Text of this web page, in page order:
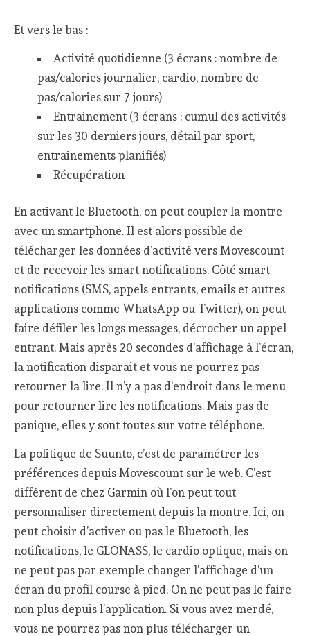
Et vers le bas :
Activité quotidienne (3 écrans : nombre de
pas/calories journalier, cardio, nombre de
pas/calories sur 7 jours)
Entrainement (3 écrans : cumul des activités
sur les 30 derniers jours, détail par sport,
entrainements planifiés)
Récupération
En activant le Bluetooth, on peut coupler la montre
avec un smartphone. Il est alors possible de
télécharger les données d’activité vers Movescount
et de recevoir les smart notifications. Côté smart
notifications (SMS, appels entrants, emails et autres
applications comme WhatsApp ou Twitter), on peut
faire défiler les longs messages, décrocher un appel
entrant. Mais après 20 secondes d’affichage à l’écran,
la notification disparait et vous ne pourrez pas
retourner la lire. Il n’y a pas d’endroit dans le menu
pour retourner lire les notifications. Mais pas de
panique, elles y sont toutes sur votre téléphone.
La politique de Suunto, c’est de paramétrer les
préférences depuis Movescount sur le web. C’est
différent de chez Garmin où l’on peut tout
personnaliser directement depuis la montre. Ici, on
peut choisir d’activer ou pas le Bluetooth, les
notifications, le GLONASS, le cardio optique, mais on
ne peut pas par exemple changer l’affichage d’un
écran du profil course à pied. On ne peut pas le faire
non plus depuis l’application. Si vous avez merdé,
vous ne pourrez pas non plus télécharger un